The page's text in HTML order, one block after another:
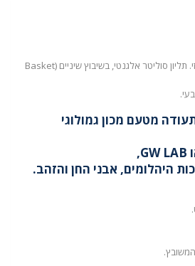
תליון יהלום סוליטר דגם מקנזי. תליון סוליטר אלגנטי, בשיבוץ שיניים (Basket
מטעם מכון גמולוגי
היהלומים, אבני החן והזהב.